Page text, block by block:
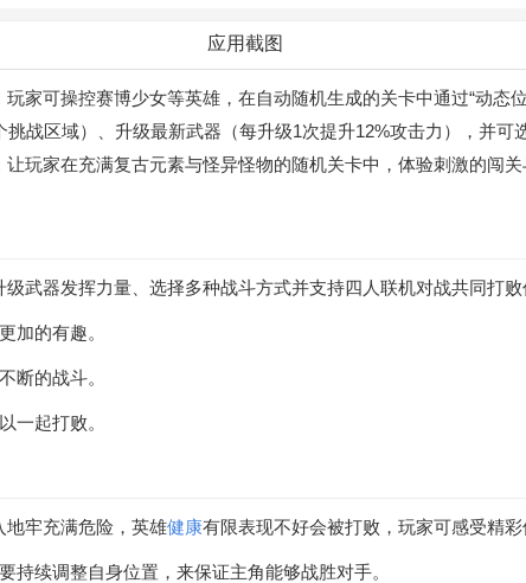
应用截图
玩家可操控赛博少女等英雄，在自动随机生成的关卡中通过“动
战区域）、升级最新武器（每升级1次提升12%攻击力），并
玩家在充满复古元素与怪异怪物的随机关卡中，体验刺激的闯关
武器发挥力量、选择多种战斗方式并支持四人联机对战共同打败
加的有趣。
断的战斗。
一起打败。
地牢充满危险，英雄健康有限表现不好会被打败，玩家可感受精
续调整自身位置，来保证主角能够战胜对手。